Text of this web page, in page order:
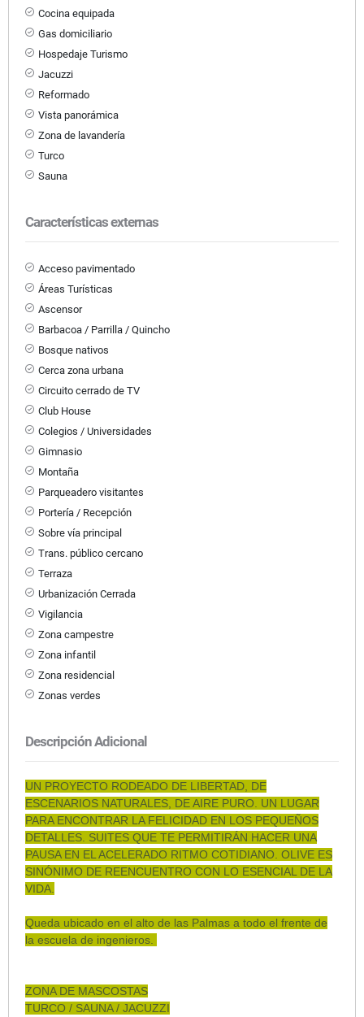
Cocina equipada
Gas domiciliario
Hospedaje Turismo
Jacuzzi
Reformado
Vista panorámica
Zona de lavandería
Turco
Sauna
Características externas
Acceso pavimentado
Áreas Turísticas
Ascensor
Barbacoa / Parrilla / Quincho
Bosque nativos
Cerca zona urbana
Circuito cerrado de TV
Club House
Colegios / Universidades
Gimnasio
Montaña
Parqueadero visitantes
Portería / Recepción
Sobre vía principal
Trans. público cercano
Terraza
Urbanización Cerrada
Vigilancia
Zona campestre
Zona infantil
Zona residencial
Zonas verdes
Descripción Adicional
UN PROYECTO RODEADO DE LIBERTAD, DE
ESCENARIOS NATURALES, DE AIRE PURO. UN LUGAR
PARA ENCONTRAR LA FELICIDAD EN LOS PEQUEÑOS
DETALLES. SUITES QUE TE PERMITIRÁN HACER UNA
PAUSA EN EL ACELERADO RITMO COTIDIANO. OLIVE ES
SINÓNIMO DE REENCUENTRO CON LO ESENCIAL DE LA
VIDA.
Queda ubicado en el alto de las Palmas a todo el frente de
la escuela de ingenieros.
ZONA DE MASCOSTAS
TURCO / SAUNA / JACUZZI